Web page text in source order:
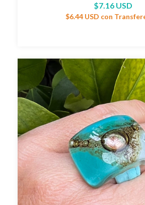
$7.16 USD
$6.44 USD con